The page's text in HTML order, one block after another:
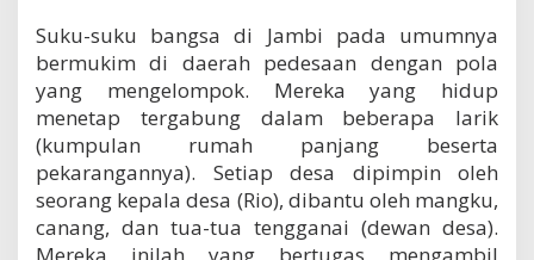
Suku-suku bangsa di Jambi pada umumnya
bermukim di daerah pedesaan dengan pola
yang mengelompok. Mereka yang hidup
menetap tergabung dalam beberapa larik
(kumpulan rumah panjang beserta
pekarangannya). Setiap desa dipimpin oleh
seorang kepala desa (Rio), dibantu oleh mangku,
canang, dan tua-tua tengganai (dewan desa).